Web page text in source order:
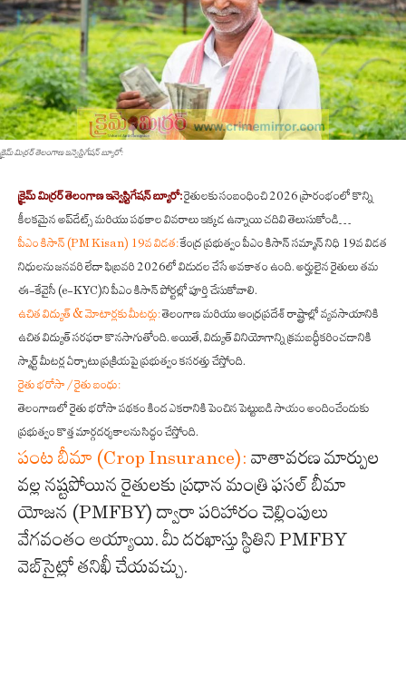
క్రైమ్ మిర్రర్ తెలంగాణ ఇన్వెస్టిగేషన్ బ్యూరో:
క్రైమ్ మిర్రర్ తెలంగాణ ఇన్వెస్టిగేషన్ బ్యూరో:రైతులకు సంబంధించి 2026 ప్రారంభంలో కొన్ని
కీలకమైన అప్‌డేట్స్ మరియు పథకాల వివరాలు ఇక్కడ ఉన్నాయి చదివి తెలుసుకోండి…
పీఎం కిసాన్ (PM Kisan) 19వ విడత:కేంద్ర ప్రభుత్వం పీఎం కిసాన్ సమ్మాన్ నిధి 19వ విడత
నిధులను జనవరి లేదా ఫిబ్రవరి 2026లో విడుదల చేసే అవకాశం ఉంది. అర్హులైన రైతులు తమ
ఈ-కేవైసీ (e-KYC)ని పీఎం కిసాన్ పోర్టల్లో పూర్తి చేసుకోవాలి.
ఉచిత విద్యుత్ & మోటార్లకు మీటర్లు:తెలంగాణ మరియు ఆంధ్రప్రదేశ్ రాష్ట్రాల్లో వ్యవసాయానికి
ఉచిత విద్యుత్ సరఫరా కొనసాగుతోంది. అయితే, విద్యుత్ వినియోగాన్ని క్రమబద్ధీకరించడానికి
స్మార్ట్ మీటర్ల ఏర్పాటు ప్రక్రియపై ప్రభుత్వం కసరత్తు చేస్తోంది.
రైతు భరోసా / రైతు బంధు:
తెలంగాణలో రైతు భరోసా పథకం కింద ఎకరానికి పెంచిన పెట్టుబడి సాయం అందించేందుకు
ప్రభుత్వం కొత్త మార్గదర్శకాలను సిద్ధం చేస్తోంది.
పంట బీమా (Crop Insurance): వాతావరణ మార్పుల
వల్ల నష్టపోయిన రైతులకు ప్రధాన మంత్రి ఫసల్ బీమా
యోజన (PMFBY) ద్వారా పరిహారం చెల్లింపులు
వేగవంతం అయ్యాయి. మీ దరఖాస్తు స్థితిని PMFBY
వెబ్‌సైట్లో తనిఖీ చేయవచ్చు.